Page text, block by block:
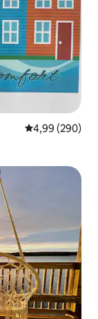
4,99 av 5 i
4,99 (290)